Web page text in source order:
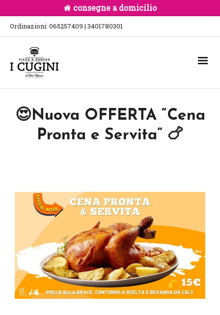
consegne a domicilio
Ordinazioni: 065257409 | 3401780301
😍Nuova OFFERTA “Cena
Pronta e Servita” 🍗